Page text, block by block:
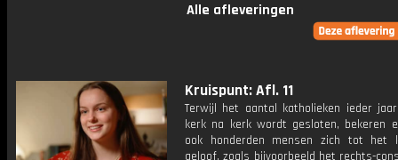
Alle afleveringen
Kruispunt: Afl. 11
Terwijl het aantal katholieken ieder
kerk na kerk wordt gesloten, bekeren
ook honderden mensen zich tot het
geloof, zoals bijvoorbeeld het rechts-